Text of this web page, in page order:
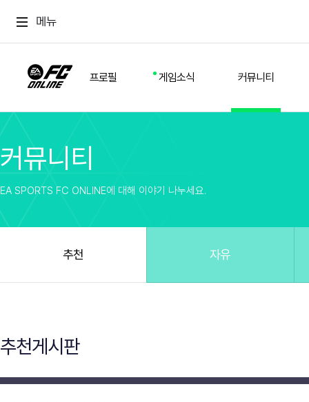
메뉴
프로필 게임소식 커뮤니티
스쿼드
커뮤니티
방명록
업데이트
유저 가이드
게임 플레이 버그 제보
커뮤니티
EA SPORTS FC ONLINE에 대해 이야기 나누세요.
추천 자유
추천게시판